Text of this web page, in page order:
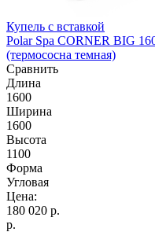
Купель с вставкой
Polar Spa CORNER BIG
(термососна темная)
Сравнить
Длина
1600
Ширина
1600
Высота
1100
Форма
Угловая
Цена:
180 020 р.
р.